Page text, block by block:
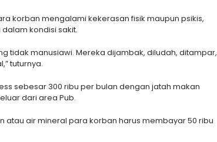
korban mengalami kekerasan fisik maupun psikis,
kondisi sakit.
tidak manusiawi. Mereka dijambak, diludah, ditampar,
tuturnya.
sebesar 300 ribu per bulan dengan jatah makan
dari area Pub.
atau air mineral para korban harus membayar 50 ribu